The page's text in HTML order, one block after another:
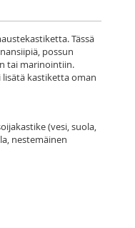
Tässä
possun
tai marinointiin.
kastiketta oman
(vesi, suola,
nestemäinen